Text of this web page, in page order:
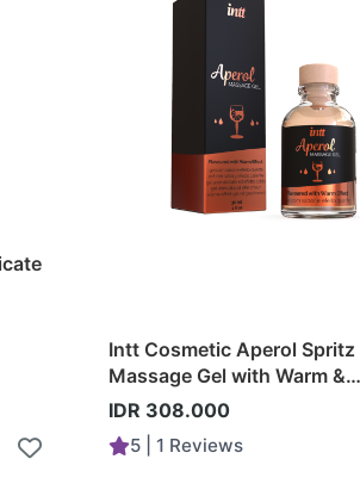
Intt Cosmetic Aperol Spritz
Massage Gel with Warm &
Tingling Effect
IDR 308.000
5 | 1 Reviews